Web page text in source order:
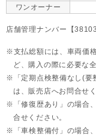
ワンオーナー
店舗管理ナンバー【
支払総額には、車両価
ど、購入の際に必要な
「定期点検整備なし(
は、販売店へお問合せく
「修復歴あり」の場合
合せください。
「車検整備付」の場合